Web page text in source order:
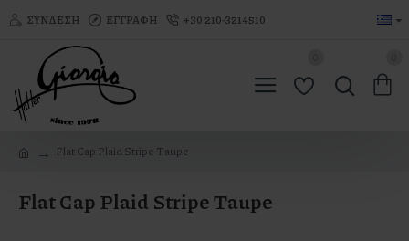
ΣΎΝΔΕΣΗ ΕΓΓΡΑΦΉ +30 210-3214510
Flat Cap Plaid Stripe Taupe
Flat Cap Plaid Stripe Taupe